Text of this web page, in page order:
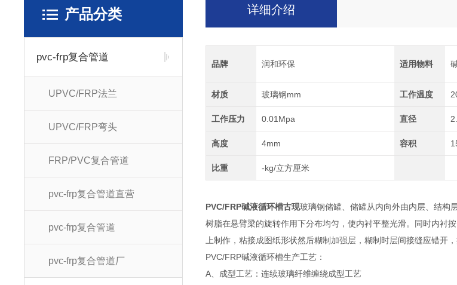
产品分类
pvc-frp复合管道
UPVC/FRP法兰
UPVC/FRP弯头
FRP/PVC复合管道
pvc-frp复合管道直营
pvc-frp复合管道
pvc-frp复合管道厂
详细介绍
品牌 润和环保 适用物料
材质 玻璃钢mm 工作温度
工作压力 0.01Mpa 直径
高度 4mm 容积
比重 -kg/立方厘米
PVC/FRP碱液循环槽古现玻璃钢储罐、储罐从内向外由内层、结构
树脂在悬臂梁的旋转作用下分布均匀，使内衬平整光滑。同时内衬
上制作，粘接成图纸形状然后糊制加强层，糊制时层间接缝应错开
PVC/FRP碱液循环槽生产工艺：
A、成型工艺：连续玻璃纤维缠绕成型工艺